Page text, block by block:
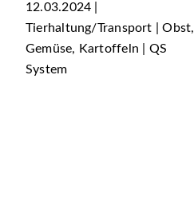
12.03.2024 |
Tierhaltung/Transport | Obst,
Gemüse, Kartoffeln | QS
System